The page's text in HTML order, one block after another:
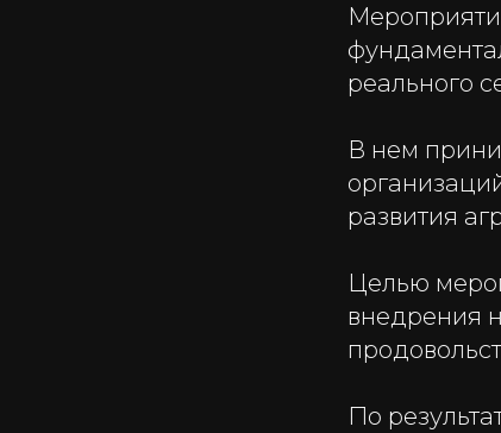
реального
В нем
развития
Целью
внедрения
По